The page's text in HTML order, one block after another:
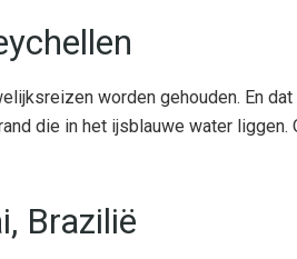
worden gehouden. En
die in het ijsblauwe water
Brazilië